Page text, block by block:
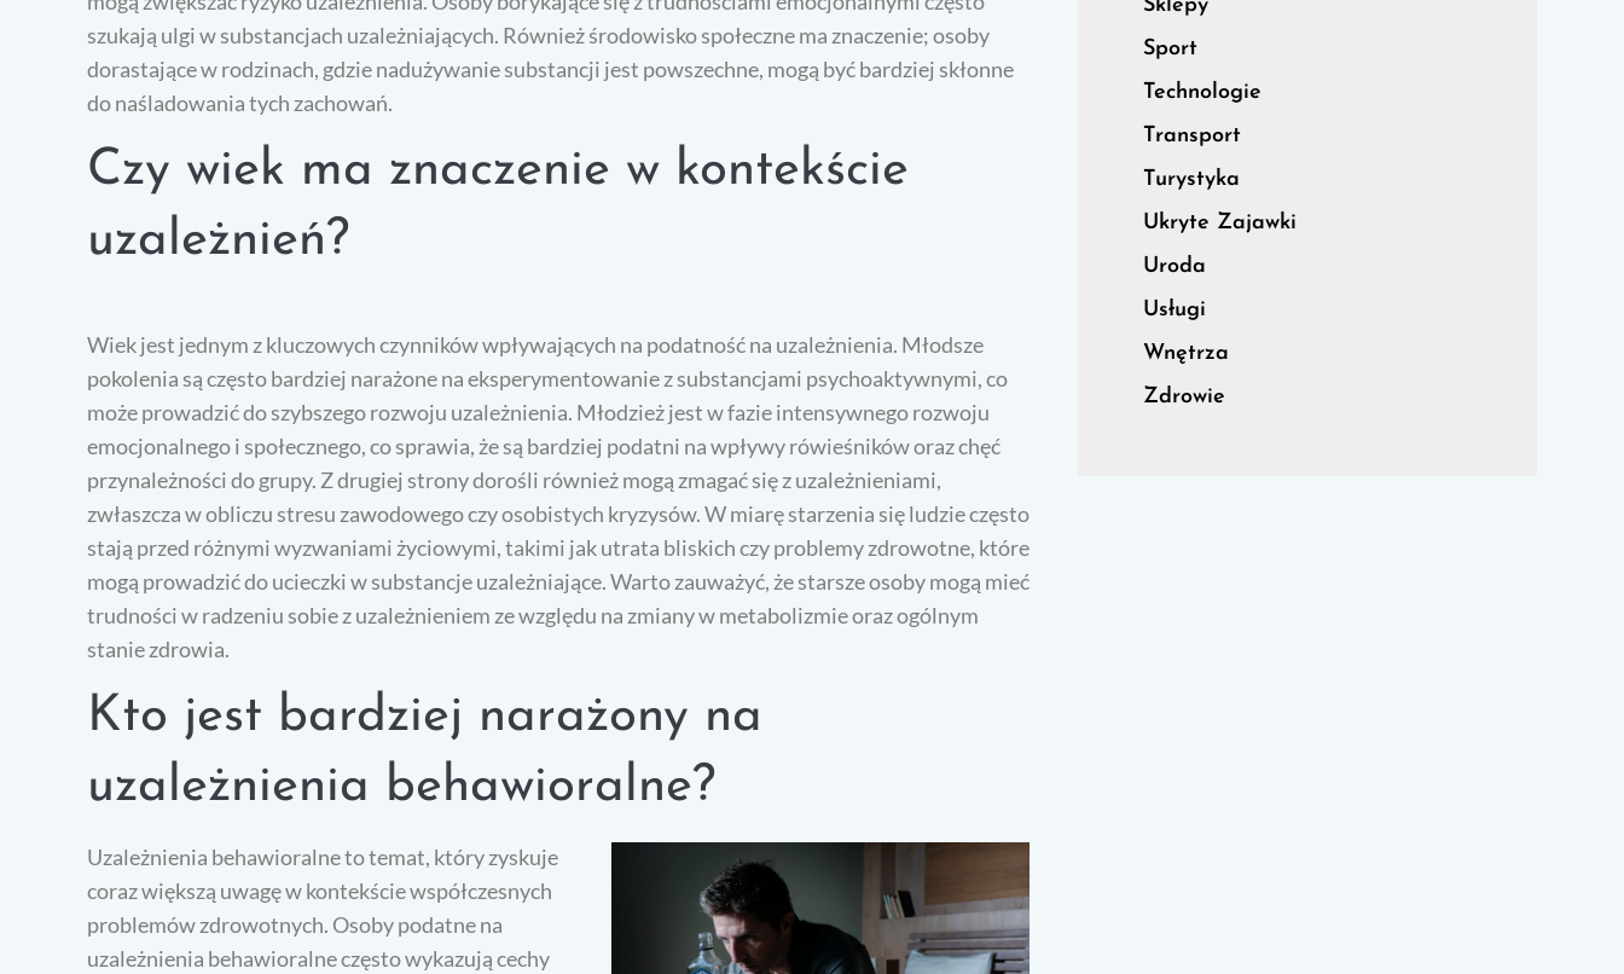
szukają ulgi w substancjach uzależniających. Również środowisko społeczne ma znaczenie; osoby
dorastające w rodzinach, gdzie nadużywanie substancji jest powszechne, mogą być bardziej skłonne
do naśladowania tych zachowań.
Czy wiek ma znaczenie w kontekście
uzależnień?
Wiek jest jednym z kluczowych czynników wpływających na podatność na uzależnienia. Młodsze
pokolenia są często bardziej narażone na eksperymentowanie z substancjami psychoaktywnymi, co
może prowadzić do szybszego rozwoju uzależnienia. Młodzież jest w fazie intensywnego rozwoju
emocjonalnego i społecznego, co sprawia, że są bardziej podatni na wpływy rówieśników oraz chęć
przynależności do grupy. Z drugiej strony dorośli również mogą zmagać się z uzależnieniami,
zwłaszcza w obliczu stresu zawodowego czy osobistych kryzysów. W miarę starzenia się ludzie często
stają przed różnymi wyzwaniami życiowymi, takimi jak utrata bliskich czy problemy zdrowotne, które
mogą prowadzić do ucieczki w substancje uzależniające. Warto zauważyć, że starsze osoby mogą mieć
trudności w radzeniu sobie z uzależnieniem ze względu na zmiany w metabolizmie oraz ogólnym
stanie zdrowia.
Kto jest bardziej narażony na
uzależnienia behawioralne?
Uzależnienia behawioralne to temat, który zyskuje
coraz większą uwagę w kontekście współczesnych
problemów zdrowotnych. Osoby podatne na
uzależnienia behawioralne często wykazują cechy
Sklepy
Sport
Technologie
Transport
Turystyka
Ukryte Zajawki
Uroda
Usługi
Wnętrza
Zdrowie